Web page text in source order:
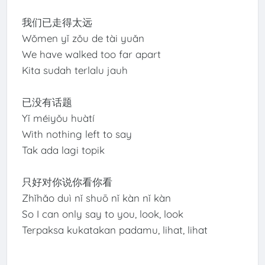
我们已走得太远
Wǒmen yǐ zǒu de tài yuǎn
We have walked too far apart
Kita sudah terlalu jauh
已没有话题
Yǐ méiyǒu huàtí
With nothing left to say
Tak ada lagi topik
只好对你说你看你看
Zhǐhǎo duì nǐ shuō nǐ kàn nǐ kàn
So I can only say to you, look, look
Terpaksa kukatakan padamu, lihat, lihat